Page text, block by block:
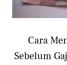
Cara
Sebelum